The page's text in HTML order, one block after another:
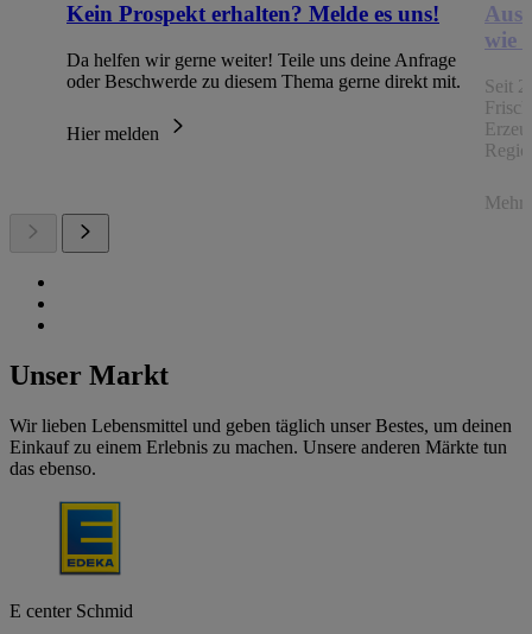
Kein Prospekt erhalten? Melde es uns!
Da helfen wir gerne weiter! Teile uns deine Anfrage
oder Beschwerde zu diesem Thema gerne direkt mit.
Hier melden
Aus
wie
Seit
Mehr
Unser Markt
Wir lieben Lebensmittel und geben täglich unser Bestes, um deinen
Einkauf zu einem Erlebnis zu machen. Unsere anderen Märkte tun
das ebenso.
E center Schmid